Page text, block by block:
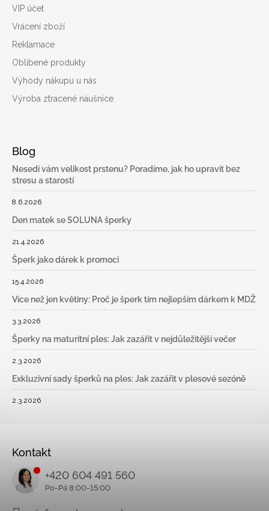
VIP účet
Vrácení zboží
Reklamace
Oblíbené produkty
Výhody nákupu u nás
Výroba ztracené náušnice
Blog
Nesedí vám velikost prstenu? Poradíme, jak ho upravit bez
stresu a starostí
8.6.2026
Den matek se SOLUNA šperky
21.4.2026
Šperk jako dárek k promoci
15.4.2026
Více než jen květiny: Proč je šperk tím nejlepším dárkem k MDŽ
3.3.2026
Šperky na maturitní ples: Jak zazářit v nejdůležitější večer
2.3.2026
Exkluzivní sady šperků na ples: Jak zazářit v plesové sezóně
2.3.2026
Kontakt
+420 604 491 560